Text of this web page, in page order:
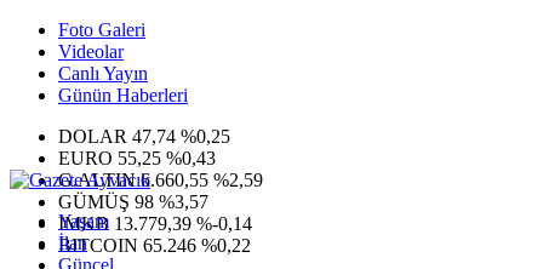
Foto Galeri
Videolar
Canlı Yayın
Günün Haberleri
DOLAR 47,74 %0,25
EURO 55,25 %0,43
G.ALTIN6.660,55 %2,59
GÜMÜŞ 98 %3,57
IMKB 13.779,39 %-0,14
BITCOIN 65.246 %0,22
Yaşam
İlan
Güncel